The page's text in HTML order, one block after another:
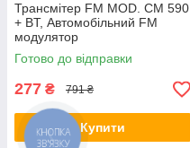
Трансмітер FM MOD. CM 590
+ BT, Автомобільний FM
модулятор
Готово до відправки
277 ₴ 791 ₴
Купити